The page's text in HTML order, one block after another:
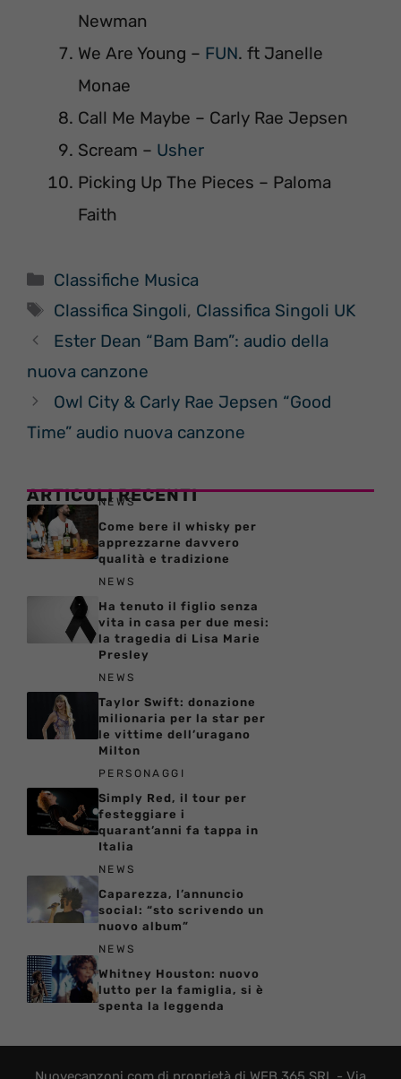
Newman
We Are Young – FUN. ft Janelle
Monae
Call Me Maybe – Carly Rae Jepsen
Scream – Usher
Picking Up The Pieces – Paloma
Faith
Categorie
Classifiche Musica
Tag
Classifica Singoli, Classifica Singoli UK
Ester Dean “Bam Bam”: audio della
nuova canzone
Owl City & Carly Rae Jepsen “Good
Time” audio nuova canzone
ARTICOLI RECENTI
NEWS
Come bere il whisky per
apprezzarne davvero
qualità e tradizione
NEWS
Ha tenuto il figlio senza
vita in casa per due mesi:
la tragedia di Lisa Marie
Presley
NEWS
Taylor Swift: donazione
milionaria per la star per
le vittime dell’uragano
Milton
PERSONAGGI
Simply Red, il tour per
festeggiare i
quarant’anni fa tappa in
Italia
NEWS
Caparezza, l’annuncio
social: “sto scrivendo un
nuovo album”
NEWS
Whitney Houston: nuovo
lutto per la famiglia, si è
spenta la leggenda